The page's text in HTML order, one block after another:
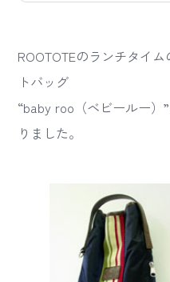
ROOTOTEのランチタイ
トバッグ
“baby roo（ベビールー）
りました。